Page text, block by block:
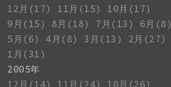
12月(17)
11月(15)
10月(17)
9月(15)
8月(18) 7月(13)
6月(8)
5月(6)
4月(8) 3月(13)
2月(27)
1月(31)
2005年
12月(14)
11月(24) 10月(26)